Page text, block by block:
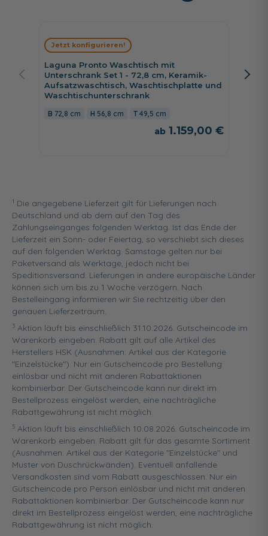
Laguna Pronto Waschtisch mit
Unterschrank Set 1 - 72,8 cm, Keramik-
Aufsatzwaschtisch, Waschtischplatte und
Waschtischunterschrank
72,8 cm 56,8 cm 49,5 cm
1.159,00 €
Jetzt konfigurieren!
172
1 Die angegebene Lieferzeit gilt für Lieferungen nach
Deutschland und ab dem auf den Tag des
Zahlungseinganges folgenden Werktag. Ist das Ende der
Lieferzeit ein Sonn- oder Feiertag, so verschiebt sich dieses
auf den folgenden Werktag. Samstage gelten nur bei
Paketversand als Werktage, jedoch nicht bei
Speditionsversand. Lieferungen in andere europäische Länder
können sich um bis zu 1 Woche verzögern. Nach
Bestelleingang informieren wir Sie rechtzeitig über den
genauen Lieferzeitraum.
3 Aktion läuft bis einschließlich 31.10.2026. Gutscheincode im
Warenkorb eingeben. Rabatt gilt auf alle Artikel des
Herstellers HSK (Ausnahmen: Artikel aus der Kategorie
"Einzelstücke"). Nur ein Gutscheincode pro Bestellung
einlösbar und nicht mit anderen Rabattaktionen
kombinierbar. Der Gutscheincode kann nur direkt im
Bestellprozess eingelöst werden, eine nachträgliche
Rabattgewährung ist nicht möglich.
5 Aktion läuft bis einschließlich 10.08.2026. Gutscheincode im
Warenkorb eingeben. Rabatt gilt für das gesamte Sortiment
(Ausnahmen: Artikel aus der Kategorie "Einzelstücke" und
Muster von Duschrückwänden). Eventuell anfallende
Versandkosten sind vom Rabatt ausgeschlossen. Nur ein
Gutscheincode pro Person einlösbar und nicht mit anderen
Rabattaktionen kombinierbar. Der Gutscheincode kann nur
direkt im Bestellprozess eingelöst werden, eine nachträgliche
Rabattgewährung ist nicht möglich.